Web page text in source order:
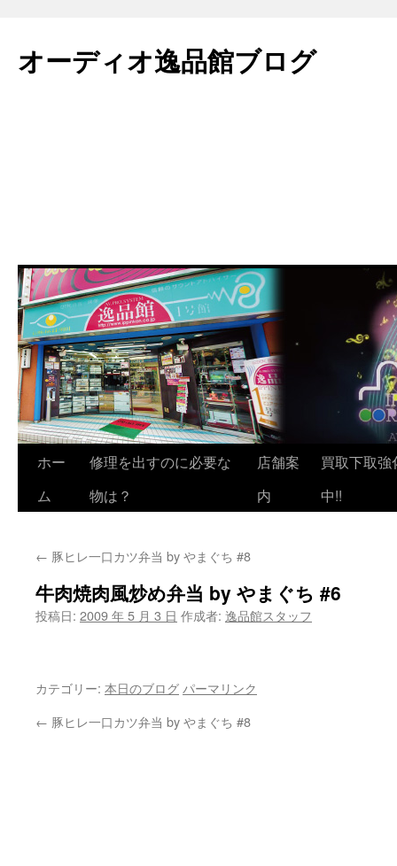
テ
ン
オーディオ逸品館ブログ
ホー
ム
修理を出すのに必要な
物は？
店舗案
内
買取下取強
中!!
← 豚ヒレ一口カツ弁当 by やまぐち #8
牛肉焼肉風炒め弁当 by やまぐち #6
投稿日: 2009 年 5 月 3 日 作成者: 逸品館スタッフ
カテゴリー: 本日のブログ パーマリンク
← 豚ヒレ一口カツ弁当 by やまぐち #8